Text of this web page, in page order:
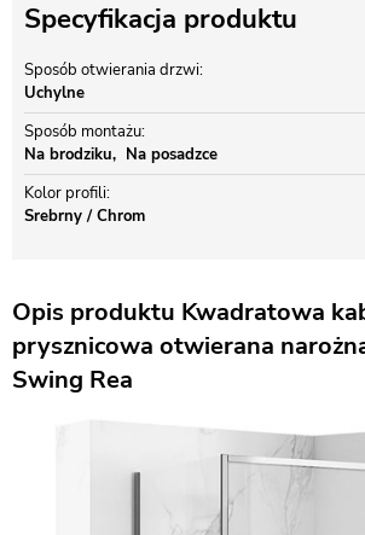
Specyfikacja produktu
Sposób otwierania drzwi
Uchylne
Sposób montażu
Na brodziku
Na posadzce
Kolor profili
Srebrny / Chrom
Opis produktu Kwadratowa
prysznicowa otwierana
Swing Rea